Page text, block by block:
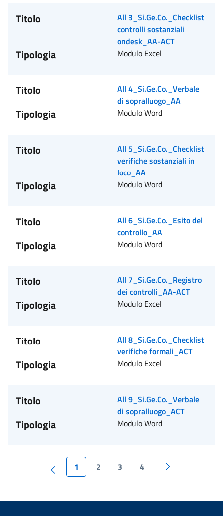
Titolo
All 3_Si.Ge.Co._Checklist
controlli sostanziali
ondesk_AA-ACT
Tipologia Modulo Excel
Titolo
All 4_Si.Ge.Co._Verbale
di sopralluogo_AA
Tipologia Modulo Word
Titolo
All 5_Si.Ge.Co._Checklist
verifiche sostanziali in
loco_AA
Tipologia Modulo Word
Titolo
All 6_Si.Ge.Co._Esito del
controllo_AA
Tipologia Modulo Word
Titolo
All 7_Si.Ge.Co._Registro
dei controlli_AA-ACT
Tipologia Modulo Excel
Titolo
All 8_Si.Ge.Co._Checklist
verifiche formali_ACT
Tipologia Modulo Excel
Titolo
All 9_Si.Ge.Co._Verbale
di sopralluogo_ACT
Tipologia Modulo Word
1 2 3 4